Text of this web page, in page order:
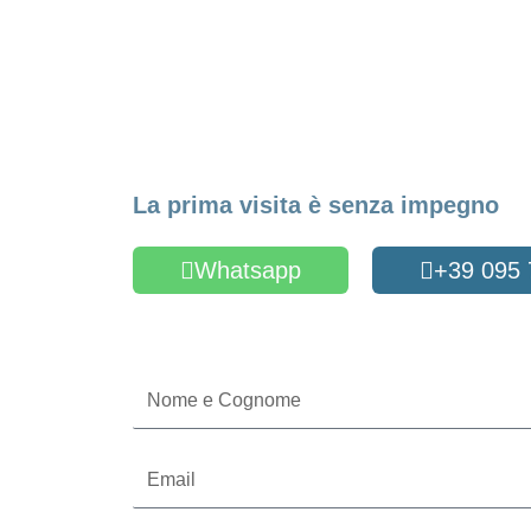
La prima visita è senza impegno
Whatsapp +39 095
Cognome